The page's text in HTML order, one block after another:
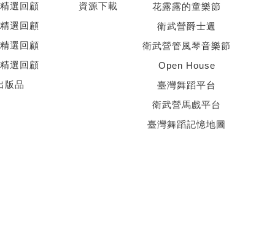
選回顧
選回顧
選回顧
選回顧
版品
資源下載
花露露的童樂節
衛武營爵士週
衛武營管風琴音樂節
Open House
臺灣舞蹈平台
衛武營馬戲平台
臺灣舞蹈記憶地圖